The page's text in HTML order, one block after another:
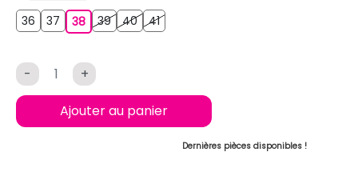
36 3637 373838393940404141
- +
Ajouter au panier
Dernières pièces disponibles !